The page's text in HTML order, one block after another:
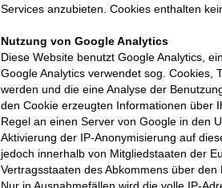
Services anzubieten. Cookies enthalten
Nutzung von Google Analytics
Diese Website benutzt Google Analytics,
Google Analytics verwendet sog.
werden und die eine Analyse der
den Cookie erzeugten Informationen über
Regel an einen Server von Google in den
Aktivierung der IP-Anonymisierung auf
jedoch innerhalb von Mitgliedstaaten der
Vertragsstaaten des Abkommens über